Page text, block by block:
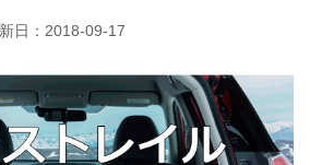
日： 2018-09-17